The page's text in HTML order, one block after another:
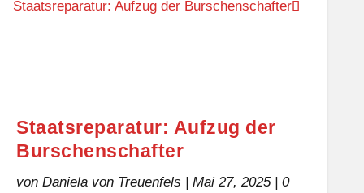
Staatsreparatur: Aufzug der
Burschenschafter
von Daniela von Treuenfels | Mai 27, 2025| 0